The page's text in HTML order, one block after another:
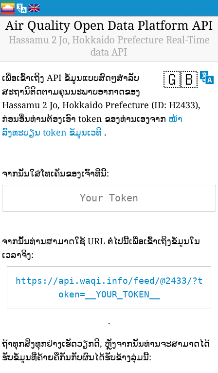
Air Quality Open Data Platform API
Hassamu 2 Jo, Hokkaido Prefecture Real-Time
data API
🇬🇧
ເພື່ອເຂົ້າເຖິງ API ຂໍ້ມູນແບບສົດໆສຳລັບ
ສະຖານີຕິດຕາມຄຸນນະພາບອາກາດຂອງ
Hassamu 2 Jo, Hokkaido Prefecture (ID: H2433),
ກ່ອນອື່ນທ່ານຕ້ອງເອົາ token ຂອງທ່ານເອງຈາກ ໜ້າ
ລົງທະບຽນ token ຂໍ້ມູນເວທີ .
ຈາກນັ້ນໃສ່ໂທເຄັນຂອງເຈົ້າທີ່ນີ້:
ຈາກນັ້ນທ່ານສາມາດໃຊ້ URL ຕໍ່ໄປນີ້ເພື່ອເຂົ້າເຖິງຂໍ້ມູນໃນ
ເວລາຈິງ:
https://api.waqi.info/feed/@2433/?t
oken=__YOUR_TOKEN__
.
ຖ້າທຸກສິ່ງທຸກຢ່າງເຮັດວຽກດີ, ຫຼັງຈາກນັ້ນທ່ານຈະສາມາດໄດ້
ຮັບຂໍ້ມູນທີ່ຄ້າຍຄືກັນກັບຜົນໄດ້ຮັບຂ້າງລຸ່ມນີ້: